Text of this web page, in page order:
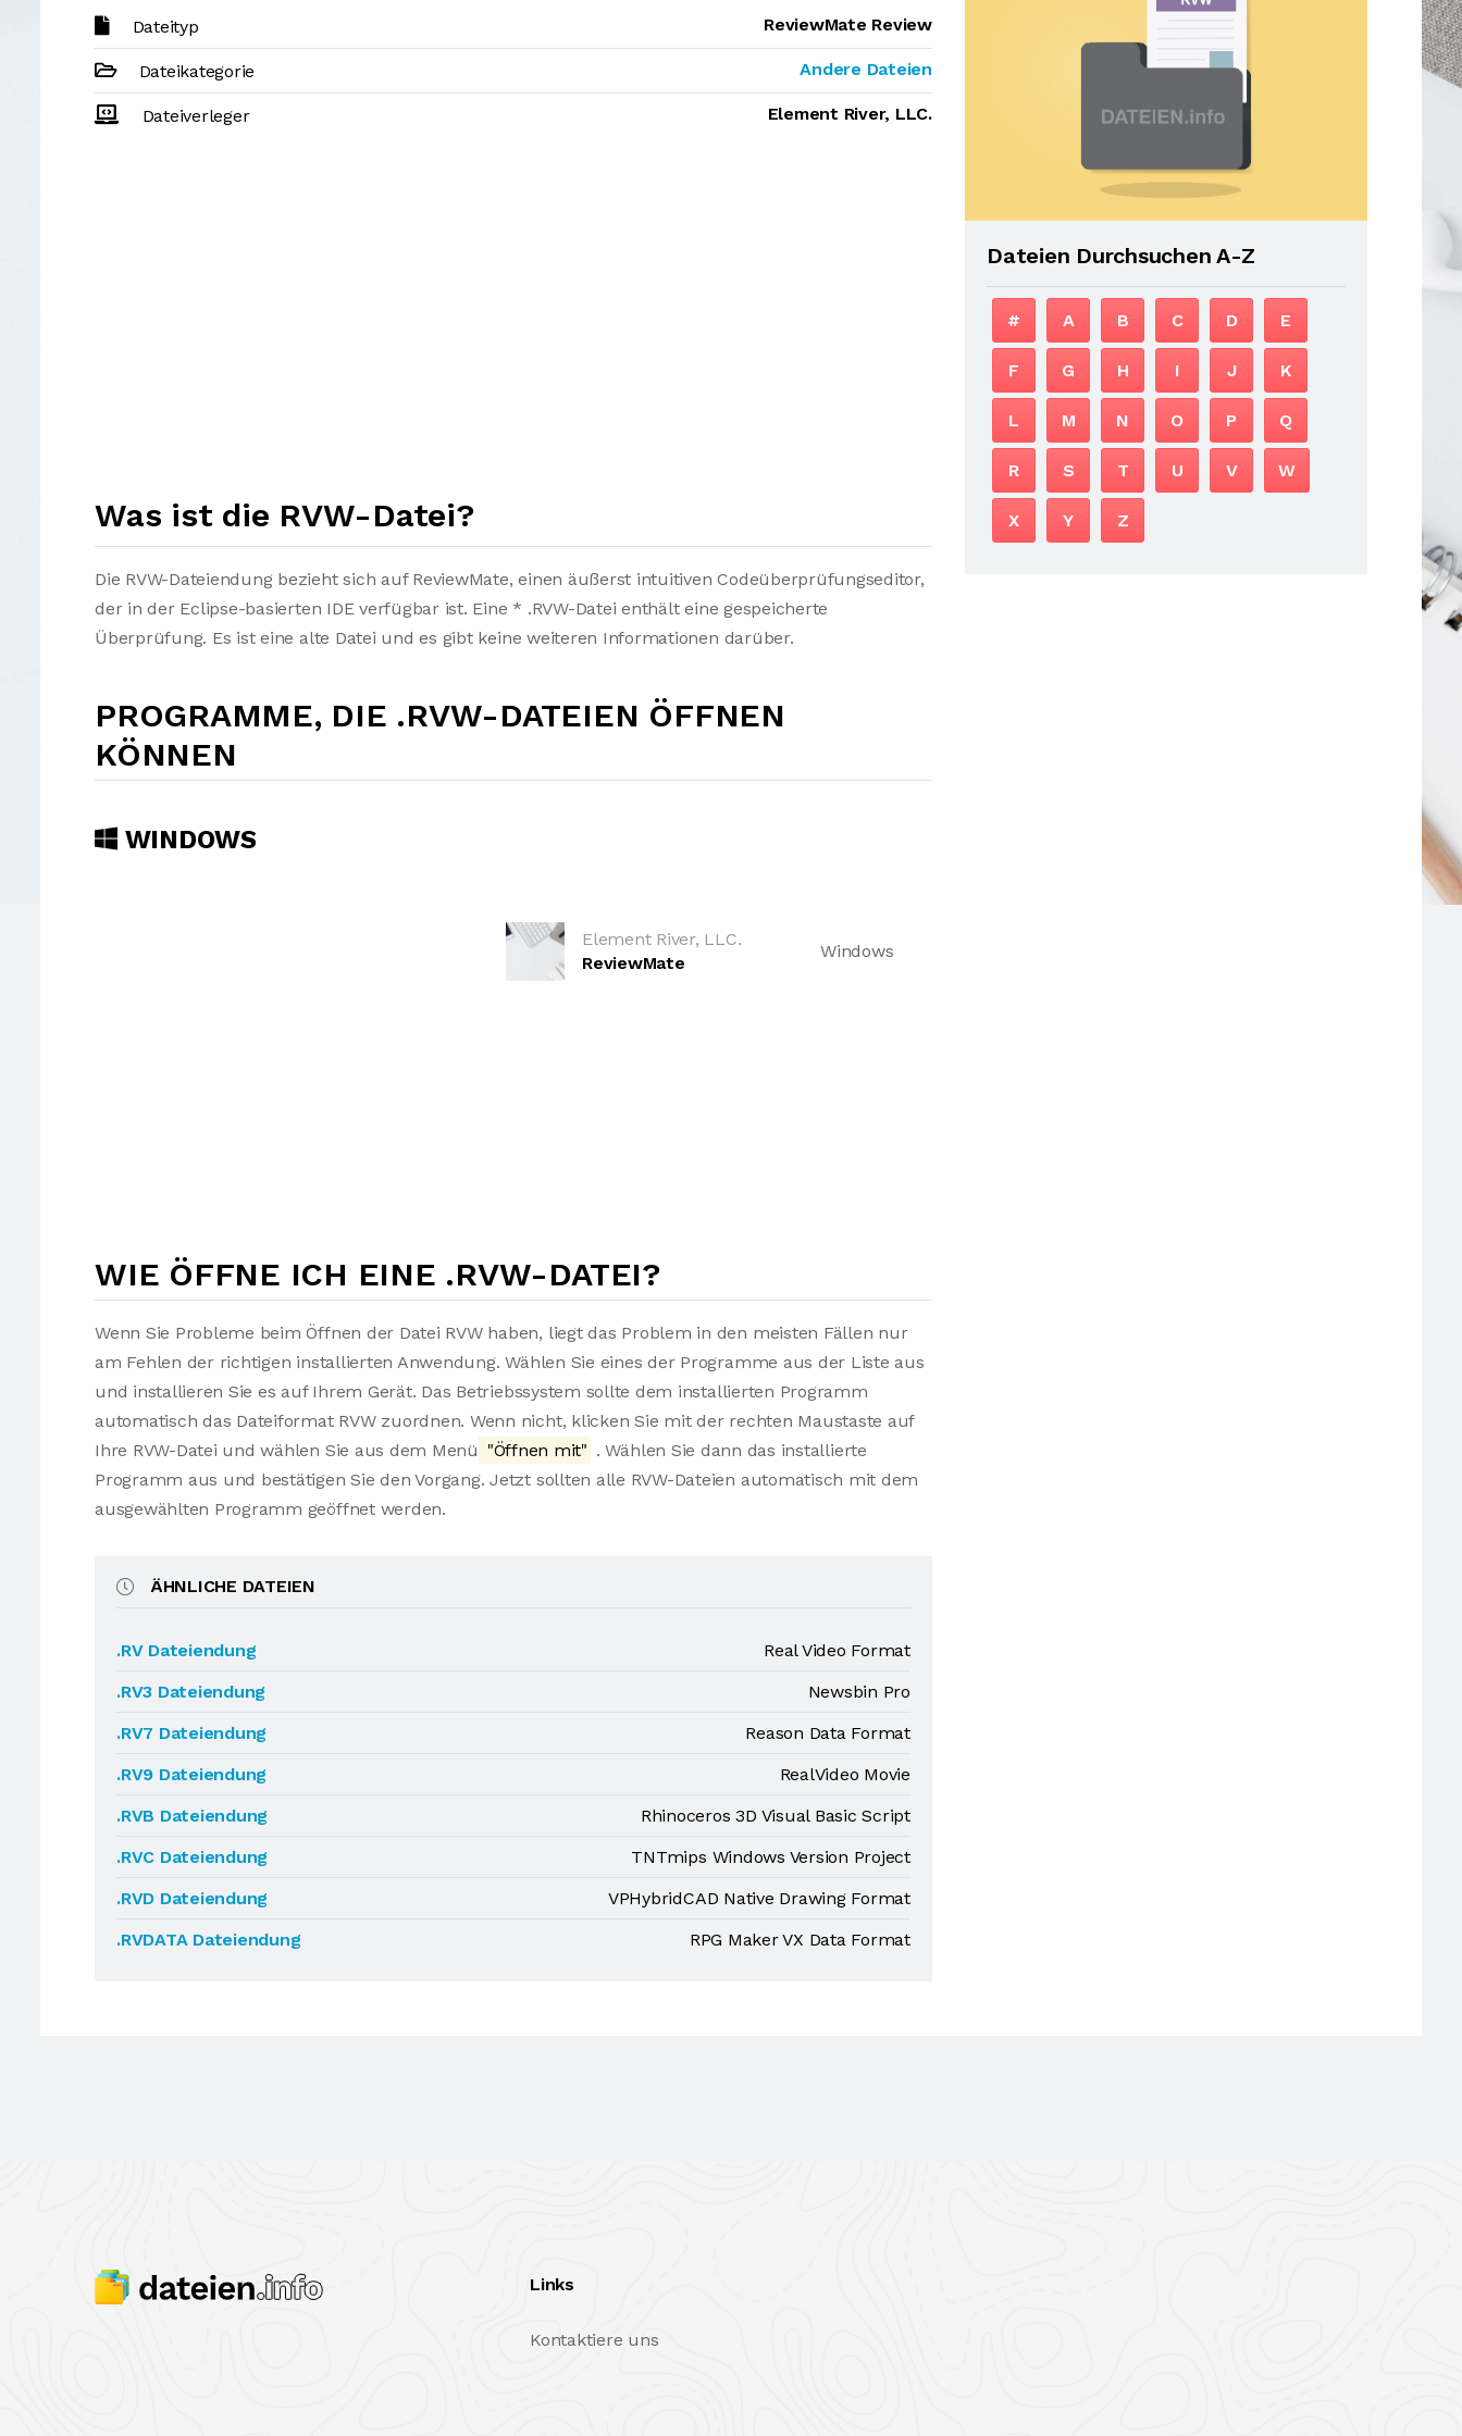
Dateityp ReviewMate Review
Dateikategorie Andere Dateien
Dateiverleger Element River, LLC.
Was ist die RVW-Datei?
Die RVW-Dateiendung bezieht sich auf ReviewMate, einen äußerst intuitiven Codeüberprüfungseditor,
der in der Eclipse-basierten IDE verfügbar ist. Eine * .RVW-Datei enthält eine gespeicherte
Überprüfung. Es ist eine alte Datei und es gibt keine weiteren Informationen darüber.
PROGRAMME, DIE .RVW-DATEIEN ÖFFNEN
KÖNNEN
WINDOWS
Element River, LLC.
ReviewMate
Windows
WIE ÖFFNE ICH EINE .RVW-DATEI?
Wenn Sie Probleme beim Öffnen der Datei RVW haben, liegt das Problem in den meisten Fällen nur
am Fehlen der richtigen installierten Anwendung. Wählen Sie eines der Programme aus der Liste aus
und installieren Sie es auf Ihrem Gerät. Das Betriebssystem sollte dem installierten Programm
automatisch das Dateiformat RVW zuordnen. Wenn nicht, klicken Sie mit der rechten Maustaste auf
Ihre RVW-Datei und wählen Sie aus dem Menü "Öffnen mit" . Wählen Sie dann das installierte
Programm aus und bestätigen Sie den Vorgang. Jetzt sollten alle RVW-Dateien automatisch mit dem
ausgewählten Programm geöffnet werden.
ÄHNLICHE DATEIEN
.RV Dateiendung
Real Video Format
.RV3 Dateiendung
Newsbin Pro
.RV7 Dateiendung
Reason Data Format
.RV9 Dateiendung
RealVideo Movie
.RVB Dateiendung
Rhinoceros 3D Visual Basic Script
.RVC Dateiendung
TNTmips Windows Version Project
.RVD Dateiendung
VPHybridCAD Native Drawing Format
.RVDATA Dateiendung
RPG Maker VX Data Format
Dateien Durchsuchen A-Z
# A B C D E
F G H I J K
L M N O P Q
R S T U V W
X Y Z
Links
Kontaktiere uns